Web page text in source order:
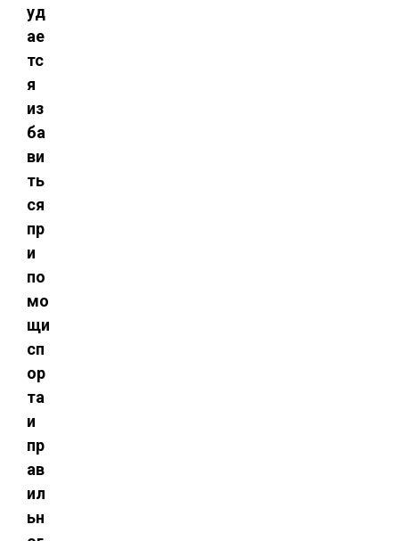
уд
ае
тс
я
из
ба
ви
ть
ся
пр
и
по
мо
щи
сп
ор
та
и
пр
ав
ил
ьн